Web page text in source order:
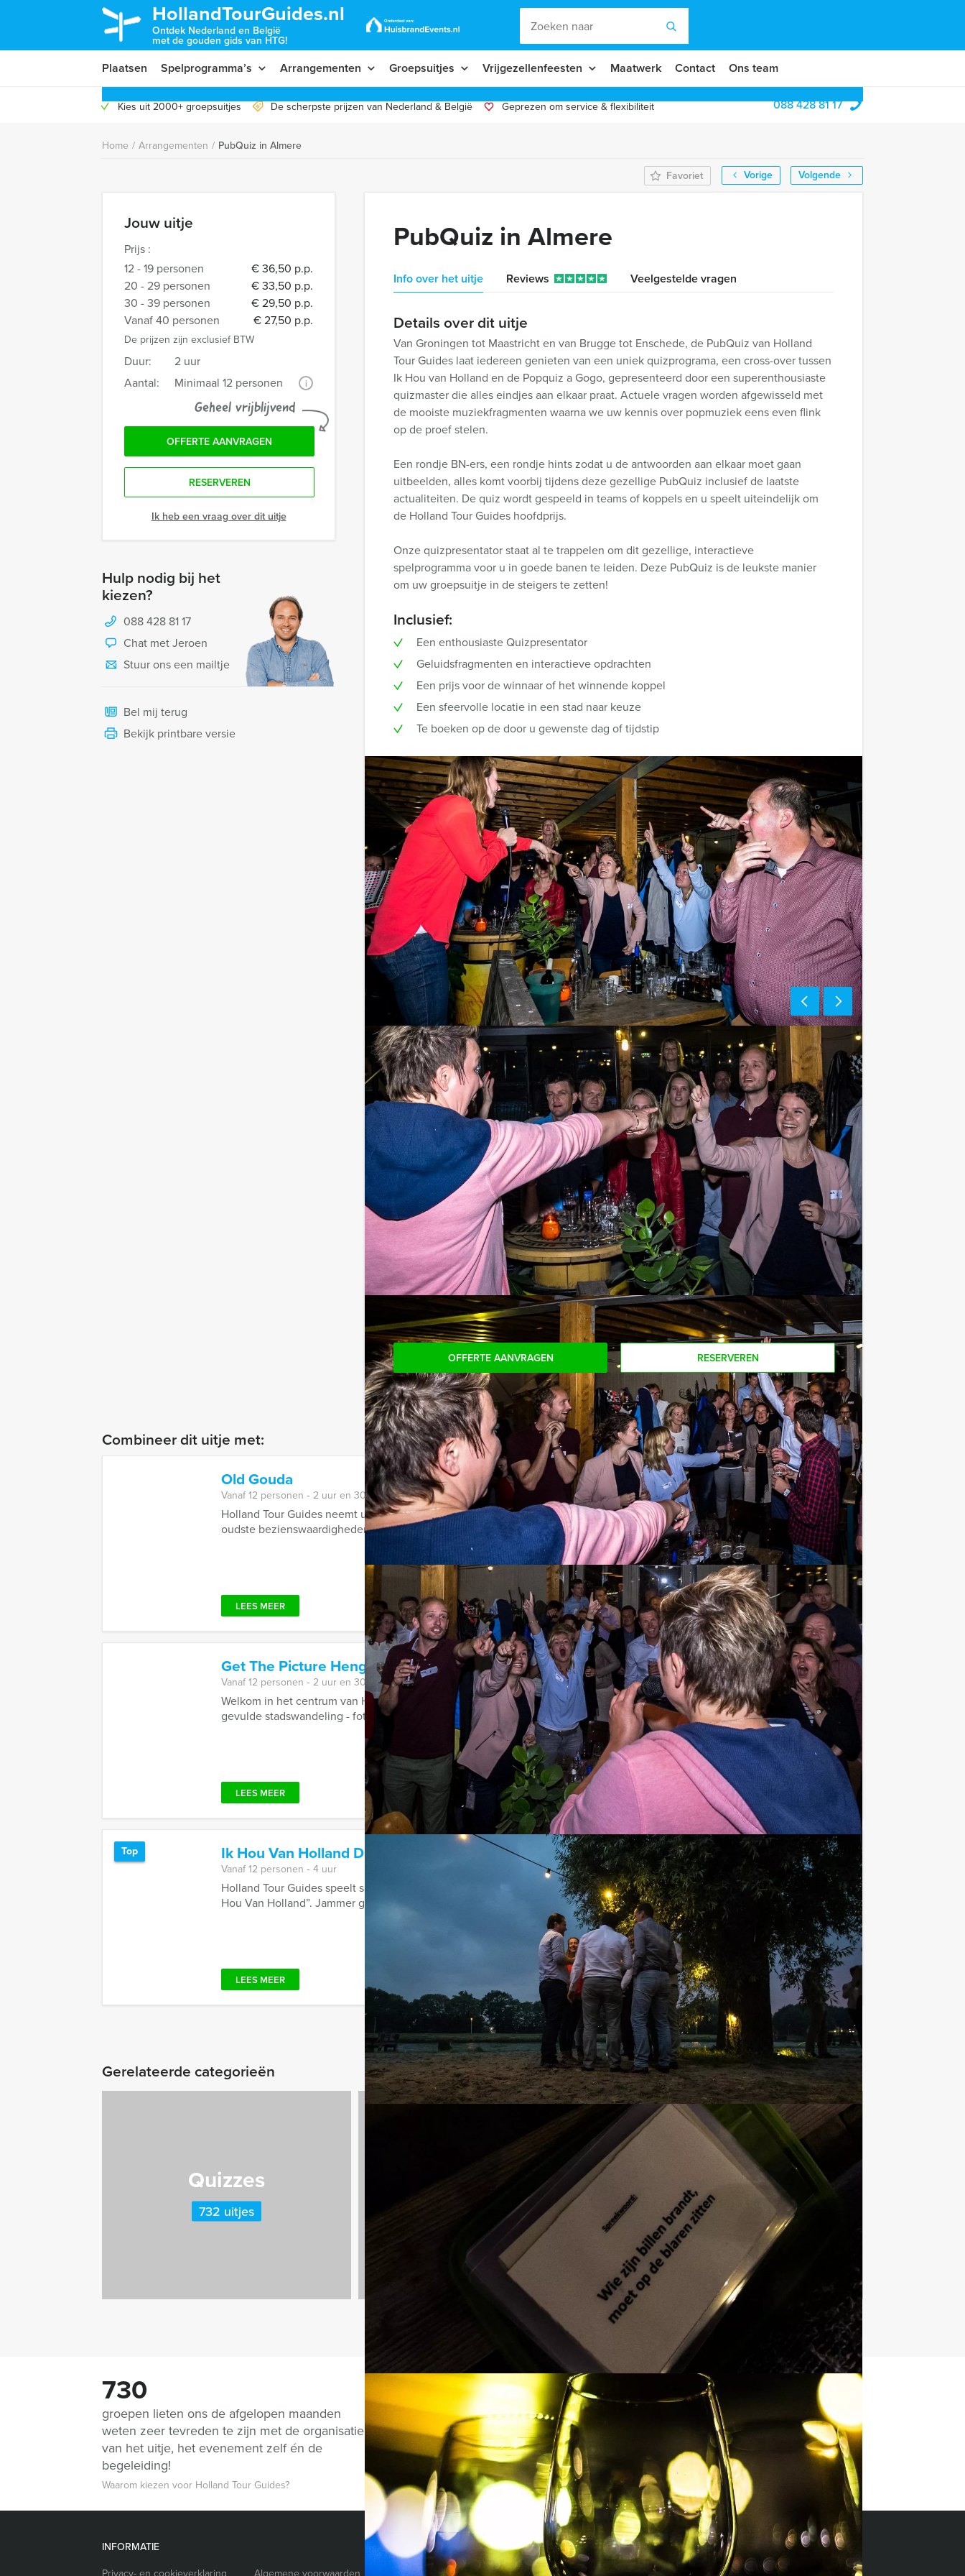
HollandTourGuides.nl
Ontdek Nederland en België
met de gouden gids van HTG!
Plaatsen Spelprogramma’s Arrangementen Groepsuitjes Vrijgezellenfeesten Maatwerk Contact Ons team
Kies uit 2000+ groepsuitjes De scherpste prijzen van Nederland & België Geprezen om service & flexibiliteit 088 428 81 17
Home / Arrangementen / PubQuiz in Almere
Vorige
Volgende
Favoriet
Jouw uitje
Prijs :
12 - 19 personen
€ 36,50 p.p.
20 - 29 personen
€ 33,50 p.p.
30 - 39 personen
€ 29,50 p.p.
Vanaf 40 personen
€ 27,50 p.p.
De prijzen zijn exclusief BTW
Duur:
2 uur
Aantal:
Minimaal 12 personen i
Geheel vrijblijvend
OFFERTE AANVRAGEN
RESERVEREN
Ik heb een vraag over dit uitje
Hulp nodig bij het
kiezen?
088 428 81 17
Chat met Jeroen
Stuur ons een mailtje
Bel mij terug
Bekijk printbare versie
PubQuiz in Almere
Info over het uitje Reviews Veelgestelde vragen
Details over dit uitje
Van Groningen tot Maastricht en van Brugge tot Enschede, de PubQuiz van Holland
Tour Guides laat iedereen genieten van een uniek quizprograma, een cross-over tussen
Ik Hou van Holland en de Popquiz a Gogo, gepresenteerd door een superenthousiaste
quizmaster die alles eindjes aan elkaar praat. Actuele vragen worden afgewisseld met
de mooiste muziekfragmenten waarna we uw kennis over popmuziek eens even flink
op de proef stelen.
Een rondje BN-ers, een rondje hints zodat u de antwoorden aan elkaar moet gaan
uitbeelden, alles komt voorbij tijdens deze gezellige PubQuiz inclusief de laatste
actualiteiten. De quiz wordt gespeeld in teams of koppels en u speelt uiteindelijk om
de Holland Tour Guides hoofdprijs.
Onze quizpresentator staat al te trappelen om dit gezellige, interactieve
spelprogramma voor u in goede banen te leiden. Deze PubQuiz is de leukste manier
om uw groepsuitje in de steigers te zetten!
Inclusief:
Een enthousiaste Quizpresentator
Geluidsfragmenten en interactieve opdrachten
Een prijs voor de winnaar of het winnende koppel
Een sfeervolle locatie in een stad naar keuze
Te boeken op de door u gewenste dag of tijdstip
Handige Tip:
Niet telkens uw knip hoeven trekken om uw drankje af te rekenen? Voor € 13,50 per
persoon per uur (excl. BTW) kunt u gebruikmaken van het drankarrangement, waarbij u
onbeperkt kunt genieten van bier, fris, huiswijn, koffie en thee. Zo komt u ook achteraf
niet voor verrassingen te staan!
Komt u niet aan het minimale aantal deelnemers? Als u bereid bent voor het minimale
aantal te betalen, kunt u ook gewoon voor minder personen boeken! Deze quiz kunt u
natuurlijk ook perfect combineren met een diner of een rondvaart. Weinig is
onmogelijk!
OFFERTE AANVRAGEN RESERVEREN
Combineer dit uitje met:
Old Gouda
Vanaf € 22,50p.p. excl. BTW
Vanaf 12 personen ‐ 2 uur en 30 minuten
Holland Tour Guides neemt u mee naar de oudste plekjes van Gouda! Tijdens deze unieke 'Old' speurtocht ontdekt u de
oudste bezienswaardigheden van de stad en beleeft u de ...
LEES MEER Favoriet
Get The Picture Hengelo Vanaf€ 22,50p.p. excl. BTW
Vanaf 12 personen ‐ 2 uur en 30 minuten
Welkom in het centrum van Hengelo, waar u met Get The Picture van Holland Tour Guides gaat genieten van een rijk
gevulde stadswandeling - fotospeurtocht. Het is de ...
LEES MEER Favoriet
Ik Hou Van Holland Diner Alkmaar
Top Vanaf€ 64,50 p.p. excl. BTW
Vanaf 12 personen ‐ 4 uur
Holland Tour Guides speelt samen met het beroemde tv-spel dat dezelfde titel heeft als het klassieke Nederlandse lied “Ik
Hou Van Holland”. Jammer genoeg kunnen wij niet ...
LEES MEER Favoriet
Gerelateerde categorieën
Quizzes
732 uitjes
Spelprogramma's
1688 uitjes
Teambuilding
2167 uitjes
730
groepen lieten ons de afgelopen maanden
weten zeer tevreden te zijn met de organisatie
van het uitje, het evenement zelf én de
begeleiding!
Waarom kiezen voor Holland Tour Guides?
Vragen over dit uitje?
CHAT MET JEROEN BEL 088 428 81 17
INFORMATIE
HOLLAND TOUR GUIDES
Herengracht 340
© Holland Tour Guides 2026